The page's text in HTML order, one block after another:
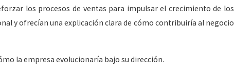
los procesos de ventas para impulsar el crecimiento de los
y ofrecían una explicación clara de cómo contribuiría al negocio
la empresa evolucionaría bajo su dirección.